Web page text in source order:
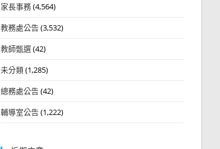
家長事務(4,564)
教務處公告(3,532)
教師甄選(42)
未分類(1,285)
總務處公告(42)
輔導室公告(1,222)